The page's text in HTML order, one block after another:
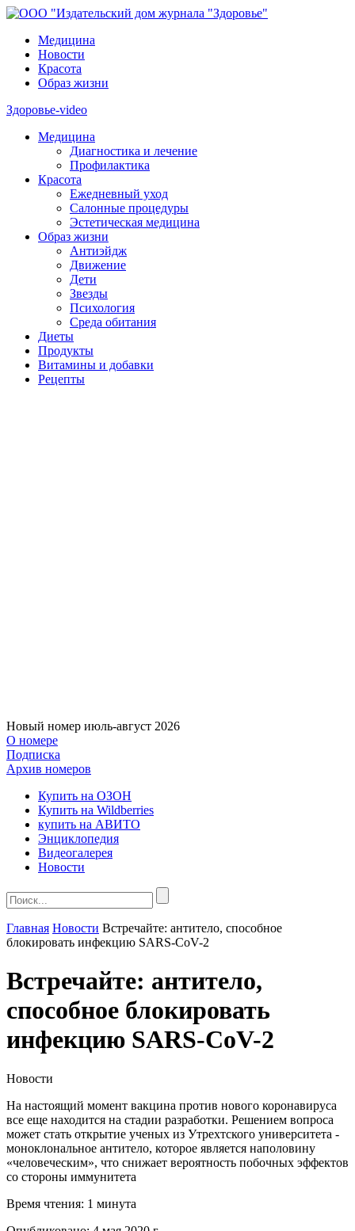
Медицина
Новости
Красота
Образ жизни
Здоровье-video
Медицина
Диагностика и лечение
Профилактика
Красота
Ежедневный уход
Салонные процедуры
Эстетическая медицина
Образ жизни
Антиэйдж
Движение
Дети
Звезды
Психология
Среда обитания
Диеты
Продукты
Витамины и добавки
Рецепты
Новый номер июль-август 2026
О номере
Подписка
Архив номеров
Купить на ОЗОН
Купить на Wildberries
купить на АВИТО
Энциклопедия
Видеогалерея
Новости
Главная Новости Встречайте: антитело, способное
блокировать инфекцию SARS-CoV-2
Встречайте: антитело,
способное блокировать
инфекцию SARS-CoV-2
Новости
На настоящий момент вакцина против нового коронавируса
все еще находится на стадии разработки. Решением вопроса
может стать открытие ученых из Утрехтского университета -
моноклональное антитело, которое является наполовину
«человеческим», что снижает вероятность побочных эффектов
со стороны иммунитета
Время чтения: 1 минута